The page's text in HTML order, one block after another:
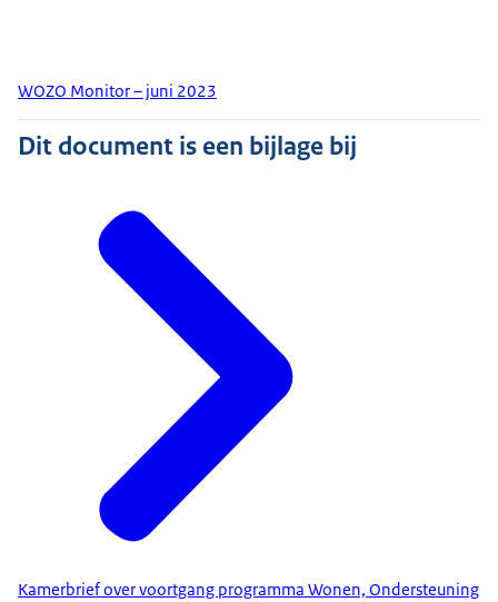
WOZO Monitor – juni 2023
Dit document is een bijlage bij
Kamerbrief over voortgang programma Wonen, Ondersteuning